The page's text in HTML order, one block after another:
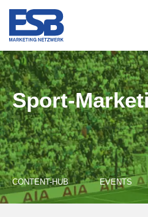
Sport-
CONTENT-HUB EVENTS